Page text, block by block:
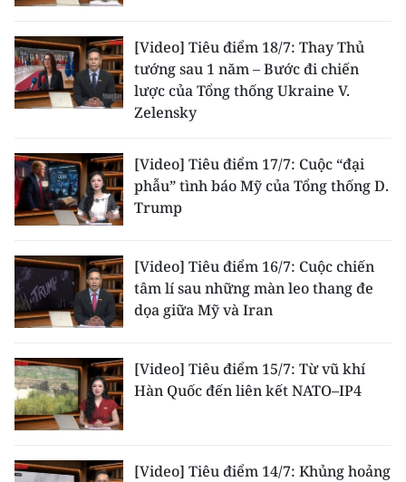
[Video] Tiêu điểm 18/7: Thay Thủ
tướng sau 1 năm – Bước đi chiến
lược của Tổng thống Ukraine V.
Zelensky
[Video] Tiêu điểm 17/7: Cuộc “đại
phẫu” tình báo Mỹ của Tổng thống D.
Trump
[Video] Tiêu điểm 16/7: Cuộc chiến
tâm lí sau những màn leo thang đe
dọa giữa Mỹ và Iran
[Video] Tiêu điểm 15/7: Từ vũ khí
Hàn Quốc đến liên kết NATO–IP4
[Video] Tiêu điểm 14/7: Khủng hoảng